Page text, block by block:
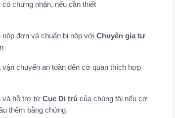
có chứng nhận, nếu cần thiết
nộp đơn và chuẩn bị nộp với Chuyên gia tư
vận chuyển an toàn đến cơ quan thích hợp
và hỗ trợ từ Cục Di trú của chúng tôi nếu cơ
thêm bằng chứng.